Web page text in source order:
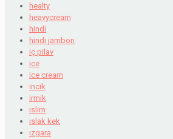
healty
heavycream
hindi
hindi jambon
iç pilav
ice
ice cream
incik
irmik
islim
ıslak kek
ızgara